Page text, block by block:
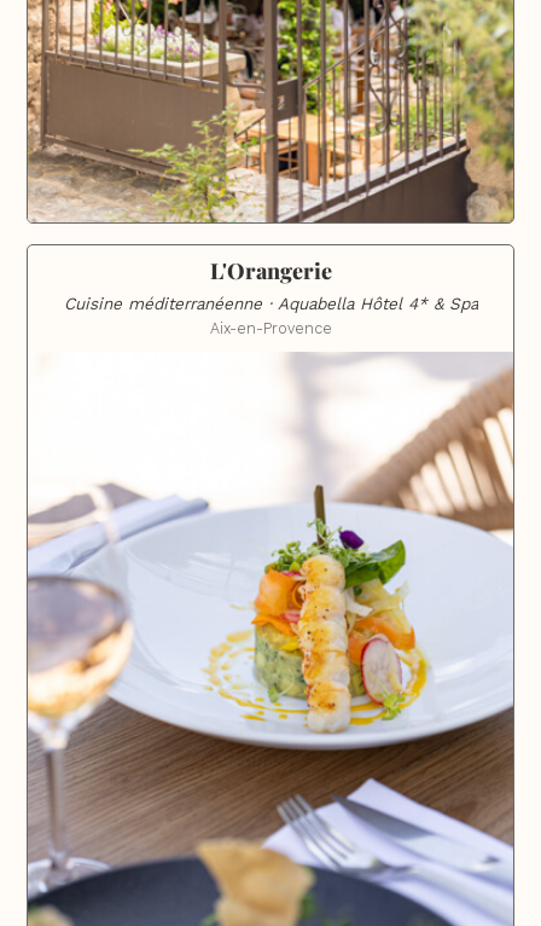
L'Orangerie
Cuisine méditerranéenne · Aquabella Hôtel 4* & Spa
Aix-en-Provence